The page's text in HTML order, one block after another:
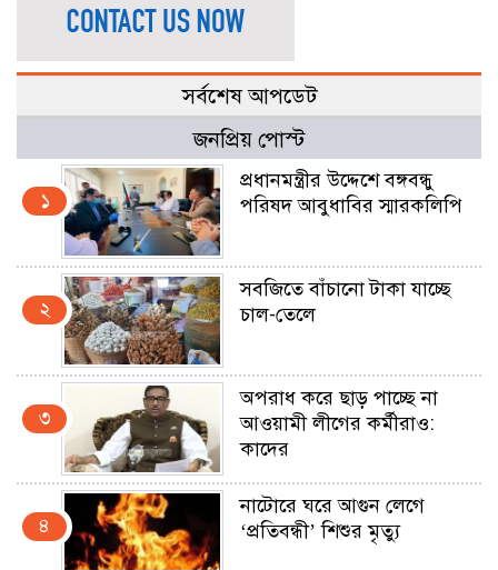
সর্বশেষ আপডেট
জনপ্রিয় পোস্ট
১
প্রধানমন্ত্রীর উদ্দেশে বঙ্গবন্ধু
পরিষদ আবুধাবির স্মারকলিপি
২
সবজিতে বাঁচানো টাকা যাচ্ছে
চাল-তেলে
৩
অপরাধ করে ছাড় পাচ্ছে না
আওয়ামী লীগের কর্মীরাও:
কাদের
৪
নাটোরে ঘরে আগুন লেগে
‘প্রতিবন্ধী’ শিশুর মৃত্যু